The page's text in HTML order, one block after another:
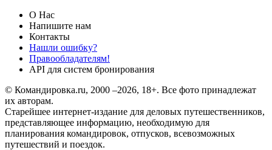
О Нас
Напишите нам
Контакты
Нашли ошибку?
Правообладателям!
API для систем бронирования
© Командировка.ru, 2000 –2026, 18+. Все фото принадлежат
их авторам.
Старейшее интернет-издание для деловых путешественников,
представляющее информацию, необходимую для
планирования командировок, отпусков, всевозможных
путешествий и поездок.